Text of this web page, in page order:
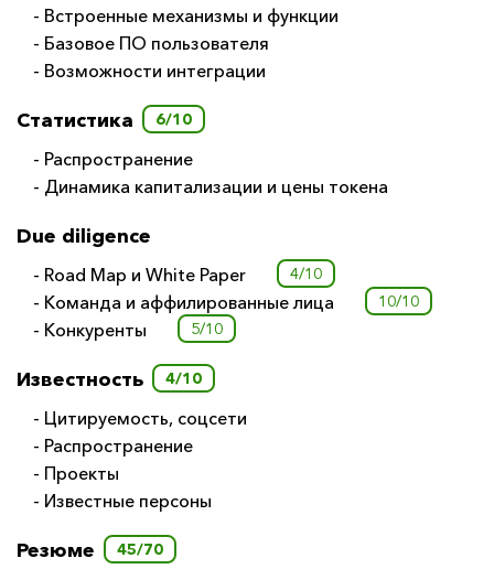
- Встроенные механизмы и функции
- Базовое ПО пользователя
- Возможности интеграции
Статистика 6/10
- Распространение
- Динамика капитализации и цены токена
Due diligence
- Road Map и White Paper 4/10
- Команда и аффилированные лица 10/10
- Конкуренты 5/10
Известность 4/10
- Цитируемость, соцсети
- Распространение
- Проекты
- Известные персоны
Резюме 45/70